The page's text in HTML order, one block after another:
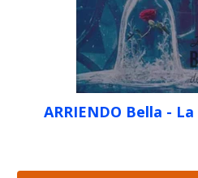
ARRIENDO Bella -